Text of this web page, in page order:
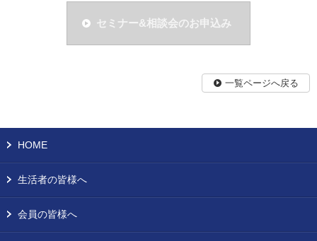
セミナー&相談会のお申込み
一覧ページへ戻る
HOME
生活者の皆様へ
会員の皆様へ